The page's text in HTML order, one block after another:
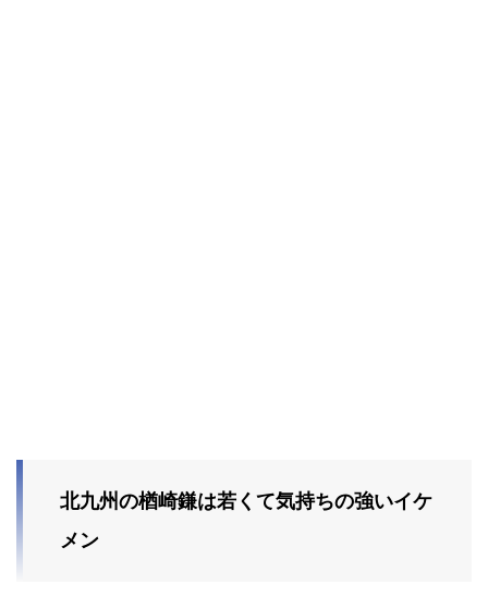
北九州の楢崎鎌は若くて気持ちの強いイケ
メン